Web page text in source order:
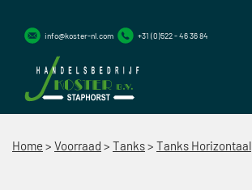
info@koster-nl.com +31 (0)522 - 46 36 84
Home > Voorraad > Tanks> Tanks Horizontaal